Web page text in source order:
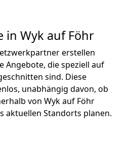
in Wyk auf Föhr
erstellen
Angebote, die speziell auf
sind. Diese
unabhängig davon, ob
von Wyk auf Föhr
aktuellen Standorts planen.